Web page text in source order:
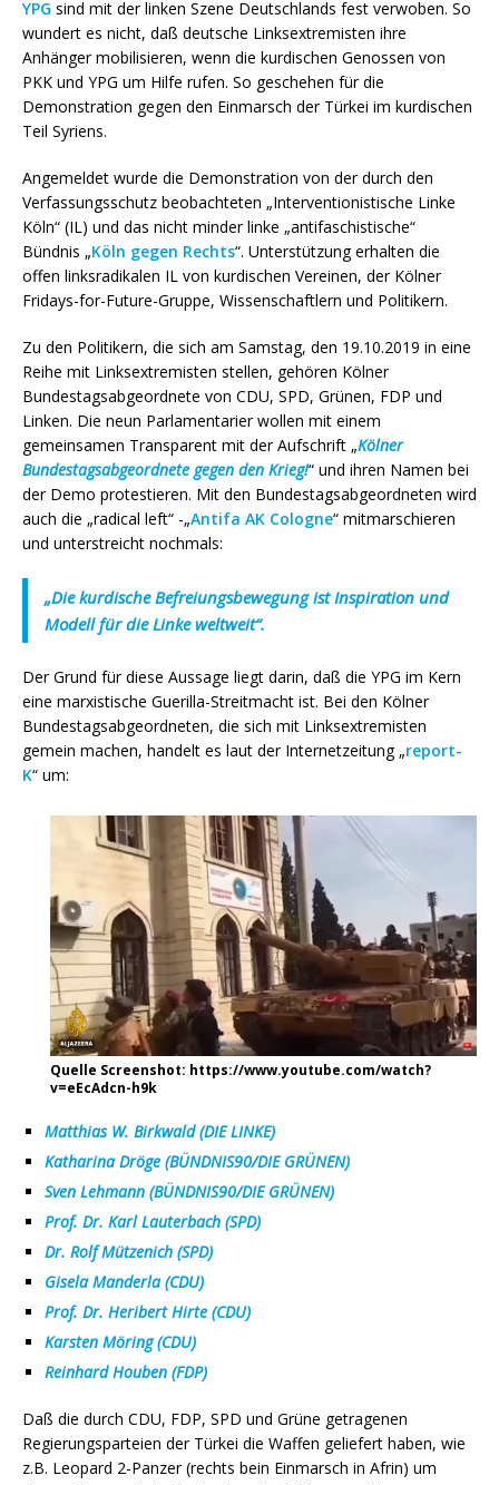
YPG sind mit der linken Szene Deutschlands fest verwoben. So
wundert es nicht, daß deutsche Linksextremisten ihre
Anhänger mobilisieren, wenn die kurdischen Genossen von
PKK und YPG um Hilfe rufen. So geschehen für die
Demonstration gegen den Einmarsch der Türkei im kurdischen
Teil Syriens.
Angemeldet wurde die Demonstration von der durch den
Verfassungsschutz beobachteten „Interventionistische Linke
Köln“ (IL) und das nicht minder linke „antifaschistische“
Bündnis „Köln gegen Rechts“. Unterstützung erhalten die
offen linksradikalen IL von kurdischen Vereinen, der Kölner
Fridays-for-Future-Gruppe, Wissenschaftlern und Politikern.
Zu den Politikern, die sich am Samstag, den 19.10.2019 in eine
Reihe mit Linksextremisten stellen, gehören Kölner
Bundestagsabgeordnete von CDU, SPD, Grünen, FDP und
Linken. Die neun Parlamentarier wollen mit einem
gemeinsamen Transparent mit der Aufschrift „Kölner
Bundestagsabgeordnete gegen den Krieg!“ und ihren Namen bei
der Demo protestieren. Mit den Bundestagsabgeordneten wird
auch die „radical left“ -„Antifa AK Cologne“ mitmarschieren
und unterstreicht nochmals:
„Die kurdische Befreiungsbewegung ist Inspiration und
Modell für die Linke weltweit“.
Der Grund für diese Aussage liegt darin, daß die YPG im Kern
eine marxistische Guerilla-Streitmacht ist. Bei den Kölner
Bundestagsabgeordneten, die sich mit Linksextremisten
gemein machen, handelt es laut der Internetzeitung „report-
K“ um:
Quelle Screenshot: https://www.youtube.com/watch?
v=eEcAdcn-h9k
Matthias W. Birkwald (DIE LINKE)
Katharina Dröge (BÜNDNIS90/DIE GRÜNEN)
Sven Lehmann (BÜNDNIS90/DIE GRÜNEN)
Prof. Dr. Karl Lauterbach (SPD)
Dr. Rolf Mützenich (SPD)
Gisela Manderla (CDU)
Prof. Dr. Heribert Hirte (CDU)
Karsten Möring (CDU)
Reinhard Houben (FDP)
Daß die durch CDU, FDP, SPD und Grüne getragenen
Regierungsparteien der Türkei die Waffen geliefert haben, wie
z.B. Leopard 2-Panzer (rechts bein Einmarsch in Afrin) um